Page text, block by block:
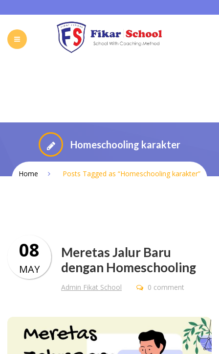
FIKAR SCHOOL ONLINE CONTACT INDONESIA
Homeschooling karakter
Home Posts Tagged as “Homeschooling karakter”
Meretas Jalur Baru
dengan Homeschooling
Admin Fikat School
08
MAY
0 comment